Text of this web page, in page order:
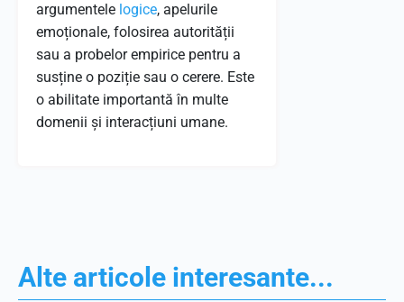
argumentele logice, apelurile
emoționale, folosirea autorității
sau a probelor empirice pentru a
susține o poziție sau o cerere. Este
o abilitate importantă în multe
domenii și interacțiuni umane.
Alte articole interesante...